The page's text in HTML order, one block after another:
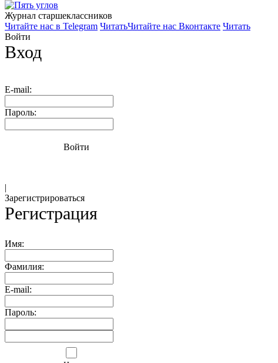
Журнал старшекласcников
Читайте нас в Telegram ЧитатьЧитайте нас Вконтакте Читать
Войти
Вход
E-mail:
Пароль:
Войти
|
Зарегистрироваться
Регистрация
Имя:
Фамилия:
E-mail:
Пароль: